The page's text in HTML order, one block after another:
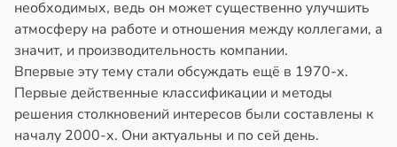
необходимых, ведь он может существенно улучшить
атмосферу на работе и отношения между коллегами, а
значит, и производительность компании.
Впервые эту тему стали обсуждать ещё в 1970-х.
Первые действенные классификации и методы
решения столкновений интересов были составлены к
началу 2000-х. Они актуальны и по сей день.